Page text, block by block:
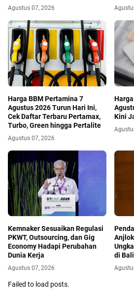
Agustus 07, 2026
Harga BBM Pertamina 7
Agustus 2026 Turun Hari Ini,
Cek Daftar Terbaru Pertamax,
Turbo, Green hingga Pertalite
Agustus 07, 2026
Kini
Kemnaker Sesuaikan Regulasi
PKWT, Outsourcing, dan Gig
Economy Hadapi Perubahan
Dunia Kerja
Agustus 07, 2026
di
Failed to load posts.